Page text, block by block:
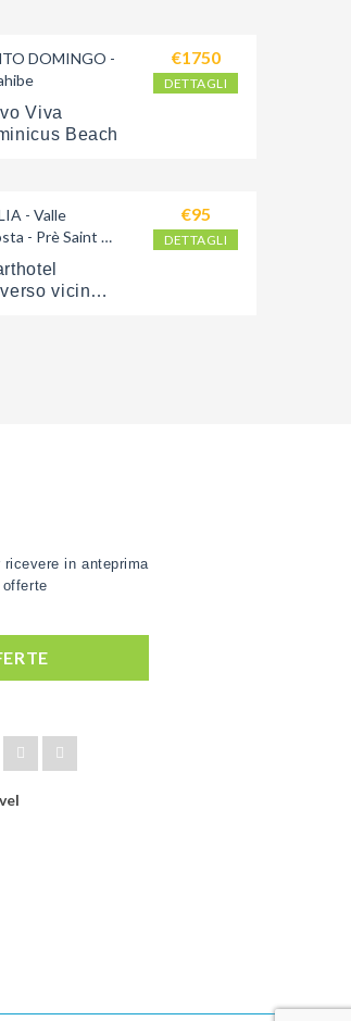
DOMINGO -
Viva
Beach
€1750
DETTAGLI
- Valle
- Prè Saint
vicino
€95
DETTAGLI
ricevere in anteprima